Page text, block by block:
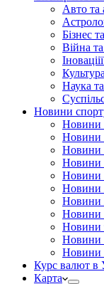
Авто та
Бізнес
Війна
Наука
Новини
Новини
Новини
Новини
Новини
Новини
Новини
Новини
Новини
Новини
Новини
Новини
Курс валют в
Карта